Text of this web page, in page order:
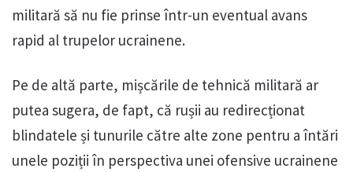
militară să nu fie prinse într-un eventual avans
rapid al trupelor ucrainene.
Pe de altă parte, mișcările de tehnică militară ar
putea sugera, de fapt, că rușii au redirecționat
blindatele și tunurile către alte zone pentru a întări
unele poziții în perspectiva unei ofensive ucrainene